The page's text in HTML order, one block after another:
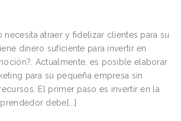
necesita atraer y fidelizar clientes para su
dinero suficiente para invertir en
Actualmente, es posible elaborar
para su pequeña empresa sin
El primer paso es invertir en la
debe[...]